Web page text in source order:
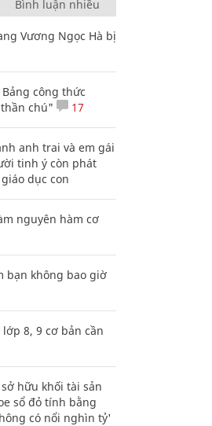
Bình luận nhiều
Vương Ngọc Hà bị
công thức
chú"
17
anh trai và em gái
tinh ý còn phát
dục con
nguyên hàm cơ
bạn không bao giờ
8, 9 cơ bản cần
hữu khối tài sản
sổ đỏ tính bằng
có nổi nghìn tỷ'